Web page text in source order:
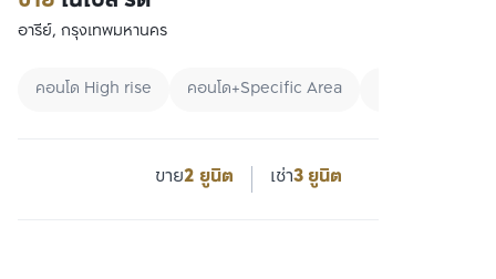
อารีย์, กรุงเทพมหานคร
คอนโด High rise คอนโด+Specific Area
ขาย2 ยูนิต เช่า3 ยูนิต